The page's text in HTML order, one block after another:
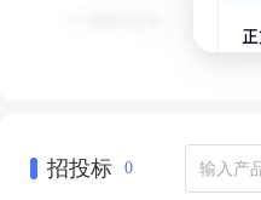
招投标 0